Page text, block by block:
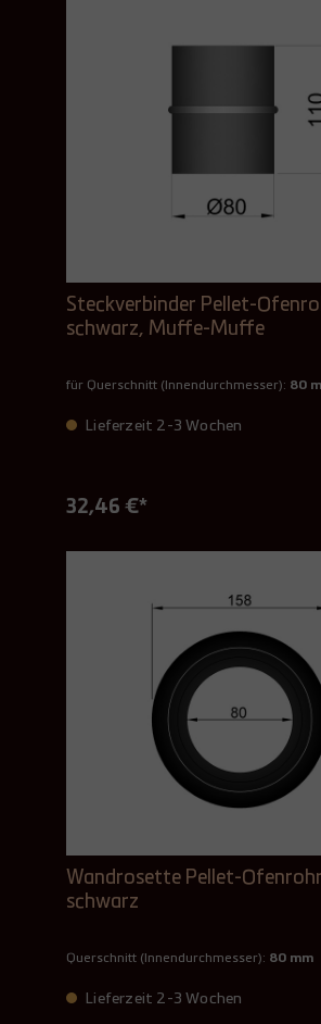
Steckverbinder Pellet-
schwarz, Muffe-Muffe
für Querschnitt (Innendurchmesser): 80
Lieferzeit 2-3 Wochen
32,46 €*
Wandrosette Pellet-
schwarz
Querschnitt (Innendurchmesser): 80 mm
Lieferzeit 2-3 Wochen